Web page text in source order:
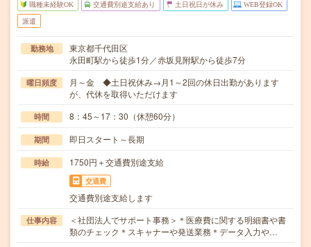
職種未経験OK 交通費別途支給あり 土日祝日が休み WEB登録OK
派遣
勤務地
東京都千代田区
永田町駅から徒歩1分／赤坂見附駅から徒歩7分
曜日頻度
月～金 ◆土日祝休み→月1～2回の休日出勤があります
が、代休を取得いただけます
時間 8：45～17：30（休憩60分）
期間 即日スタート～長期
時給 1750円＋交通費別途支給
交通費
交通費別途支給します
仕事内容
＜社団法人でサポート事務＞＊医療費に関する明細書や書
類のチェック＊スキャナーや発送業務＊データ入力や…